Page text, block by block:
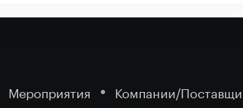
Мероприятия Компании/